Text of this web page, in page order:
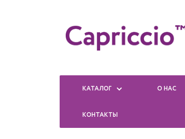
КАТАЛОГ О НАС
КОНТАКТЫ